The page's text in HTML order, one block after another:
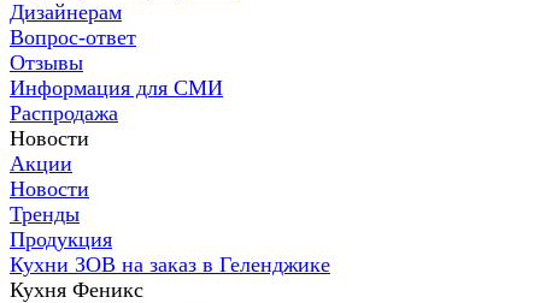
Дизайнерам
Вопрос-ответ
Отзывы
Информация для СМИ
Распродажа
Новости
Акции
Новости
Тренды
Продукция
Кухни ЗОВ на заказ в Геленджике
Кухня Феникс